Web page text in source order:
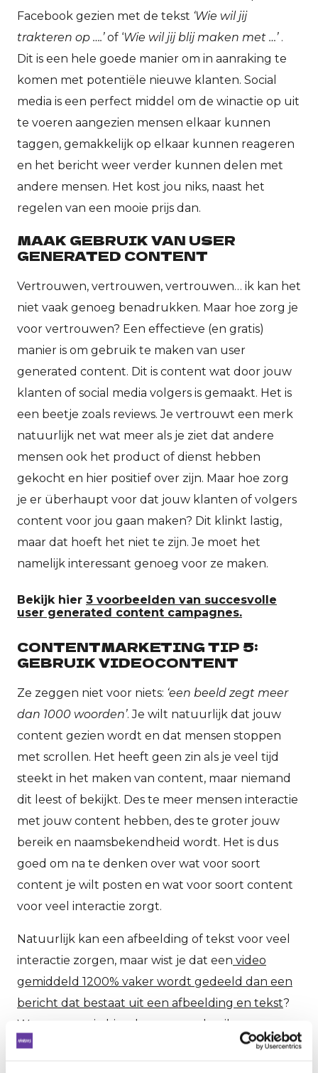
Facebook gezien met de tekst ‘Wie wil jij
trakteren op ….’of ‘Wie wil jij blij maken met …’.
Dit is een hele goede manier om in aanraking te
komen met potentiële nieuwe klanten. Social
media is een perfect middel om de winactie op uit
te voeren aangezien mensen elkaar kunnen
taggen, gemakkelijk op elkaar kunnen reageren
en het bericht weer verder kunnen delen met
andere mensen. Het kost jou niks, naast het
regelen van een mooie prijs dan.
MAAK GEBRUIK VAN USER
GENERATED CONTENT
Vertrouwen, vertrouwen, vertrouwen… ik kan het
niet vaak genoeg benadrukken. Maar hoe zorg je
voor vertrouwen? Een effectieve (en gratis)
manier is om gebruik te maken van user
generated content. Dit is content wat door jouw
klanten of social media volgers is gemaakt. Het is
een beetje zoals reviews. Je vertrouwt een merk
natuurlijk net wat meer als je ziet dat andere
mensen ook het product of dienst hebben
gekocht en hier positief over zijn. Maar hoe zorg
je er überhaupt voor dat jouw klanten of volgers
content voor jou gaan maken? Dit klinkt lastig,
maar dat hoeft het niet te zijn. Je moet het
namelijk interessant genoeg voor ze maken.
Bekijk hier 3 voorbeelden van succesvolle
user generated content campagnes.
CONTENTMARKETING TIP 5:
GEBRUIK VIDEOCONTENT
Ze zeggen niet voor niets: ‘een beeld zegt meer
dan 1000 woorden’. Je wilt natuurlijk dat jouw
content gezien wordt en dat mensen stoppen
met scrollen. Het heeft geen zin als je veel tijd
steekt in het maken van content, maar niemand
dit leest of bekijkt. Des te meer mensen interactie
met jouw content hebben, des te groter jouw
bereik en naamsbekendheid wordt. Het is dus
goed om na te denken over wat voor soort
content je wilt posten en wat voor soort content
voor veel interactie zorgt.
Natuurlijk kan een afbeelding of tekst voor veel
interactie zorgen, maar wist je dat een video
gemiddeld 1200% vaker wordt gedeeld dan een
bericht dat bestaat uit een afbeelding en tekst?
Waarom zou je hier dan geen gebruik van
maken? Probeer het eens uit en test zelf wat het